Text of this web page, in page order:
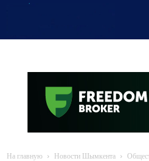
На главную Новости Шымкента